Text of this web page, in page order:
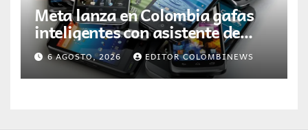
Meta lanza en Colombia gafas
inteligentes con asistente de
inteligencia artificial
6 AGOSTO, 2026 EDITOR COLOMBINEWS